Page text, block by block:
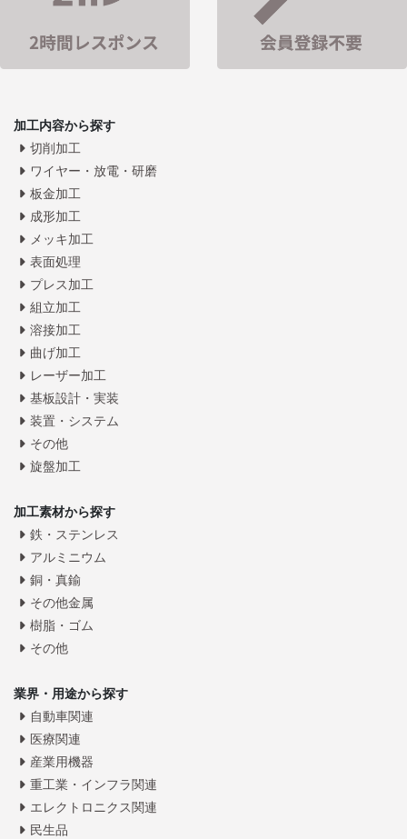
加工内容から探す
切削加工
ワイヤー・放電・研磨
板金加工
成形加工
メッキ加工
表面処理
プレス加工
組立加工
溶接加工
曲げ加工
レーザー加工
基板設計・実装
装置・システム
その他
旋盤加工
加工素材から探す
鉄・ステンレス
アルミニウム
銅・真鍮
その他金属
樹脂・ゴム
その他
業界・用途から探す
自動車関連
医療関連
産業用機器
重工業・インフラ関連
エレクトロニクス関連
民生品